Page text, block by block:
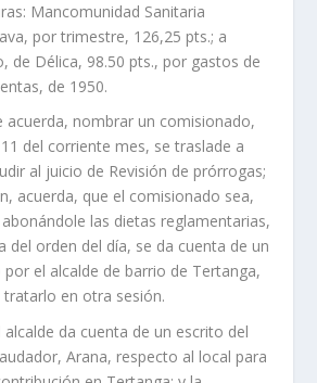
Mancomunidad Sanitaria
por trimestre, 126,25 pts.; a
de Délica, 98.50 pts., por gastos de
de 1950.
acuerda, nombrar un comisionado,
del corriente mes, se traslade a
al juicio de Revisión de prórrogas;
acuerda, que el comisionado sea,
abonándole las dietas reglamentarias,
del orden del día, se da cuenta de un
el alcalde de barrio de Tertanga,
tratarlo en otra sesión.
alcalde da cuenta de un escrito del
Arana, respecto al local para